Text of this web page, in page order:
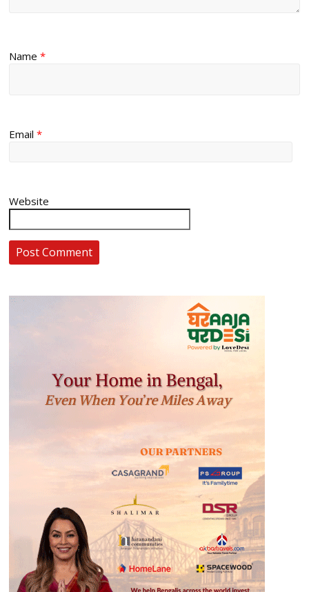
Name*
Email*
Website